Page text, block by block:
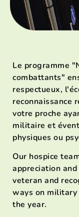
Le programme
combattants"
respectueux,
reconnaissance
votre proche
militaire et
physiques ou
Our hospice
appreciation
veteran and
ways on
the year.